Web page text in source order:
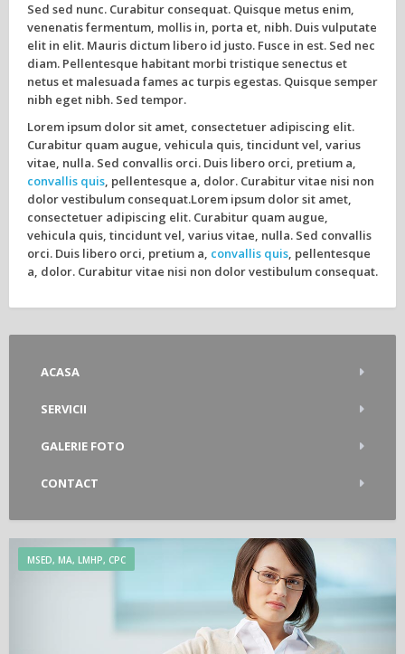
Sed sed nunc. Curabitur consequat. Quisque metus enim,
venenatis fermentum, mollis in, porta et, nibh. Duis vulputate
elit in elit. Mauris dictum libero id justo. Fusce in est. Sed nec
diam. Pellentesque habitant morbi tristique senectus et
netus et malesuada fames ac turpis egestas. Quisque semper
nibh eget nibh. Sed tempor.
Lorem ipsum dolor sit amet, consectetuer adipiscing elit.
Curabitur quam augue, vehicula quis, tincidunt vel, varius
vitae, nulla. Sed convallis orci. Duis libero orci, pretium a,
convallis quis, pellentesque a, dolor. Curabitur vitae nisi non
dolor vestibulum consequat.Lorem ipsum dolor sit amet,
consectetuer adipiscing elit. Curabitur quam augue,
vehicula quis, tincidunt vel, varius vitae, nulla. Sed convallis
orci. Duis libero orci, pretium a, convallis quis, pellentesque
a, dolor. Curabitur vitae nisi non dolor vestibulum consequat.
ACASA
SERVICII
GALERIE FOTO
CONTACT
MSED, MA, LMHP, CPC